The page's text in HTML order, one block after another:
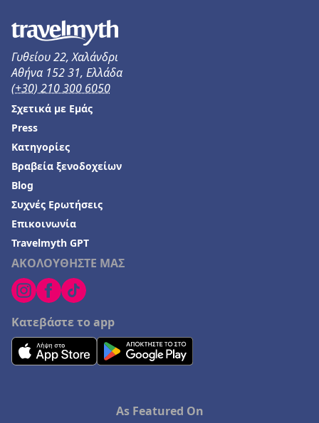
Γυθείου 22, Χαλάνδρι
Αθήνα 152 31, Ελλάδα
(+30) 210 300 6050
ΑΚΟΛΟΥΘΗΣΤΕ ΜΑΣ
Κατεβάστε το app
Σχετικά με Εμάς
Press
Κατηγορίες
Βραβεία ξενοδοχείων
Blog
Συχνές Ερωτήσεις
Επικοινωνία
Travelmyth GPT
As Featured On